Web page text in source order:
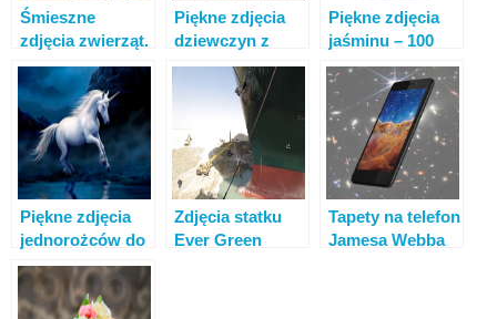
Śmieszne
zdjęcia zwierząt.
200 zdjęć, aby
podnieść nastrój
Piękne zdjęcia
dziewczyn z
ukrytą twarzą.
Zdjęcia profilowe
Piękne zdjęcia
jaśminu – 100
zdjęć
kwitnącego
jaśminu
Piękne zdjęcia
jednorożców do
rysowania.
Proste i złożone
rysunki
Zdjęcia statku
Ever Green
Tapety na telefon
Jamesa Webba